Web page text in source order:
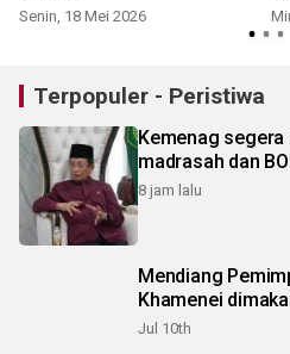
Senin, 18 Mei 2026
Terpopuler - Peristiwa
Kemenag segera
madrasah dan
8 jam lalu
Mendiang
Khamenei
Jul 10th